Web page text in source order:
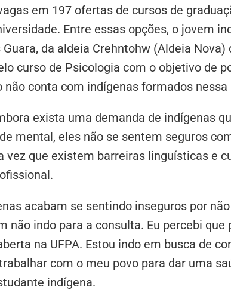
em 197 ofertas de cursos de
Entre essas opções, o jovem
da aldeia Crehntohw (Aldeia Nova)
curso de Psicologia com o objetivo de
conta com indígenas formados nessa
exista uma demanda de indígenas
mental, eles não se sentem seguros
vez que existem barreiras linguísticas e
acabam se sentindo inseguros por
não indo para a consulta. Eu percebi que
na UFPA. Estou indo em busca de
com o meu povo para dar uma
indígena.